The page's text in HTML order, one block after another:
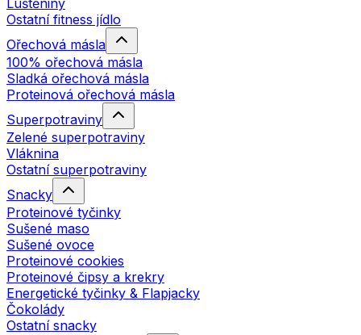
Luštěniny
Ostatní fitness jídlo
Ořechová másla
100% ořechová másla
Sladká ořechová másla
Proteinová ořechová másla
Superpotraviny
Zelené superpotraviny
Vláknina
Ostatní superpotraviny
Snacky
Proteinové tyčinky
Sušené maso
Sušené ovoce
Proteinové cookies
Proteinové čipsy a krekry
Energetické tyčinky & Flapjacky
Čokolády
Ostatní snacky